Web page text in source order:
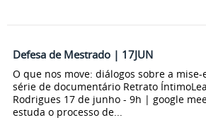
Defesa de Mestrado | 17JUN
O que nos move: diálogos sobre a mise-
série de documentário Retrato
Rodrigues 17 de junho - 9h | google
estuda o processo de...